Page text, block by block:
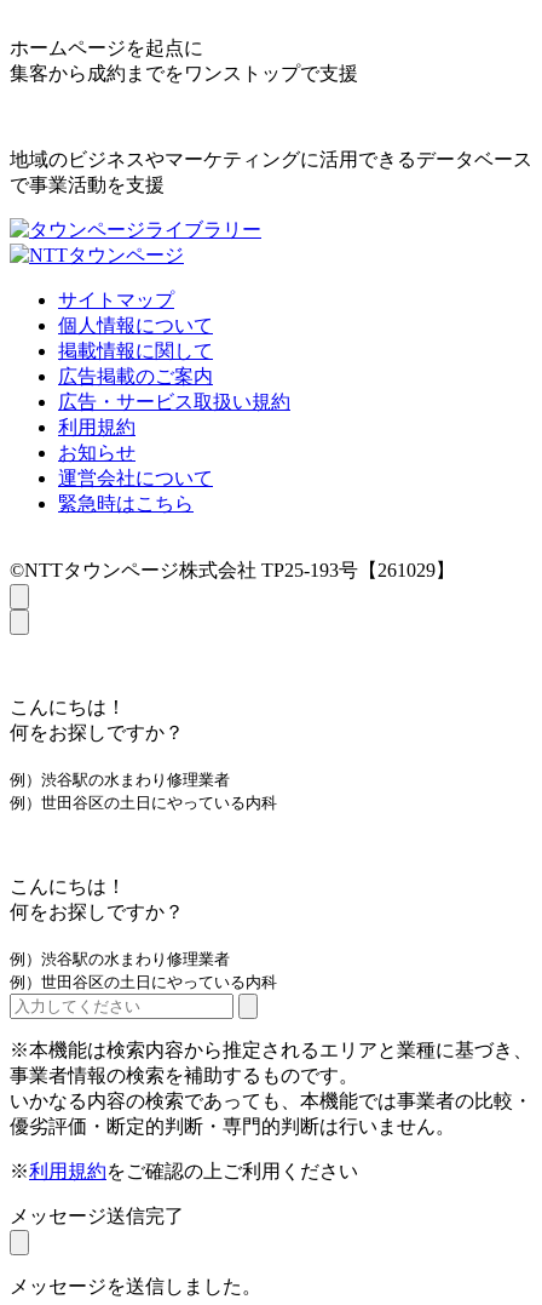
ホームページを起点に
集客から成約までをワンストップで支援
地域のビジネスやマーケティングに活用できるデータベース
で事業活動を支援
サイトマップ
個人情報について
掲載情報に関して
広告掲載のご案内
広告・サービス取扱い規約
利用規約
お知らせ
運営会社について
緊急時はこちら
©NTTタウンページ株式会社 TP25-193号【261029】
こんにちは！
何をお探しですか？
例）渋谷駅の水まわり修理業者
例）世田谷区の土日にやっている内科
こんにちは！
何をお探しですか？
例）渋谷駅の水まわり修理業者
例）世田谷区の土日にやっている内科
※本機能は検索内容から推定されるエリアと業種に基づき、
事業者情報の検索を補助するものです。
いかなる内容の検索であっても、本機能では事業者の比較・
優劣評価・断定的判断・専門的判断は行いません。
※利用規約をご確認の上ご利用ください
メッセージ送信完了
メッセージを送信しました。